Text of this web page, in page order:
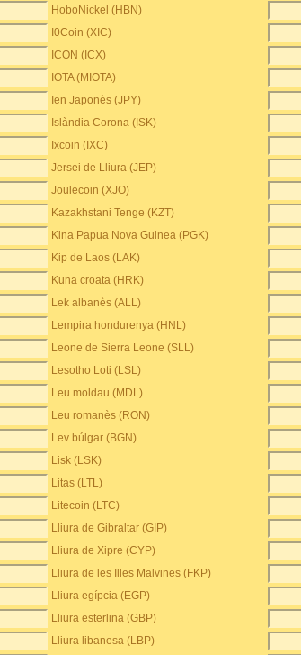
HoboNickel (HBN)
I0Coin (XIC)
ICON (ICX)
IOTA (MIOTA)
Ien Japonès (JPY)
Islàndia Corona (ISK)
Ixcoin (IXC)
Jersei de Lliura (JEP)
Joulecoin (XJO)
Kazakhstani Tenge (KZT)
Kina Papua Nova Guinea (PGK)
Kip de Laos (LAK)
Kuna croata (HRK)
Lek albanès (ALL)
Lempira hondurenya (HNL)
Leone de Sierra Leone (SLL)
Lesotho Loti (LSL)
Leu moldau (MDL)
Leu romanès (RON)
Lev búlgar (BGN)
Lisk (LSK)
Litas (LTL)
Litecoin (LTC)
Lliura de Gibraltar (GIP)
Lliura de Xipre (CYP)
Lliura de les Illes Malvines (FKP)
Lliura egípcia (EGP)
Lliura esterlina (GBP)
Lliura libanesa (LBP)